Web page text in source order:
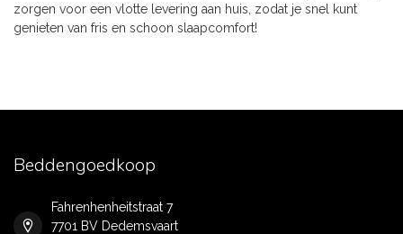
zorgen voor een vlotte levering aan huis, zodat je snel kunt
genieten van fris en schoon slaapcomfort!
Beddengoedkoop
Fahrenhenheitstraat 7
7701 BV Dedemsvaart